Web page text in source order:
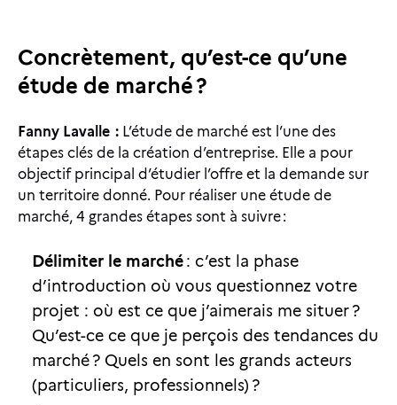
Concrètement, qu’est-ce qu’une
étude de marché ?
Fanny Lavalle : L’étude de marché est l’une des
étapes clés de la création d’entreprise. Elle a pour
objectif principal d’étudier l’offre et la demande sur
un territoire donné. Pour réaliser une étude de
marché, 4 grandes étapes sont à suivre :
Délimiter le marché: c’est la phase
d’introduction où vous questionnez votre
projet : où est ce que j’aimerais me situer ?
Qu’est-ce ce que je perçois des tendances du
marché ? Quels en sont les grands acteurs
(particuliers, professionnels) ?